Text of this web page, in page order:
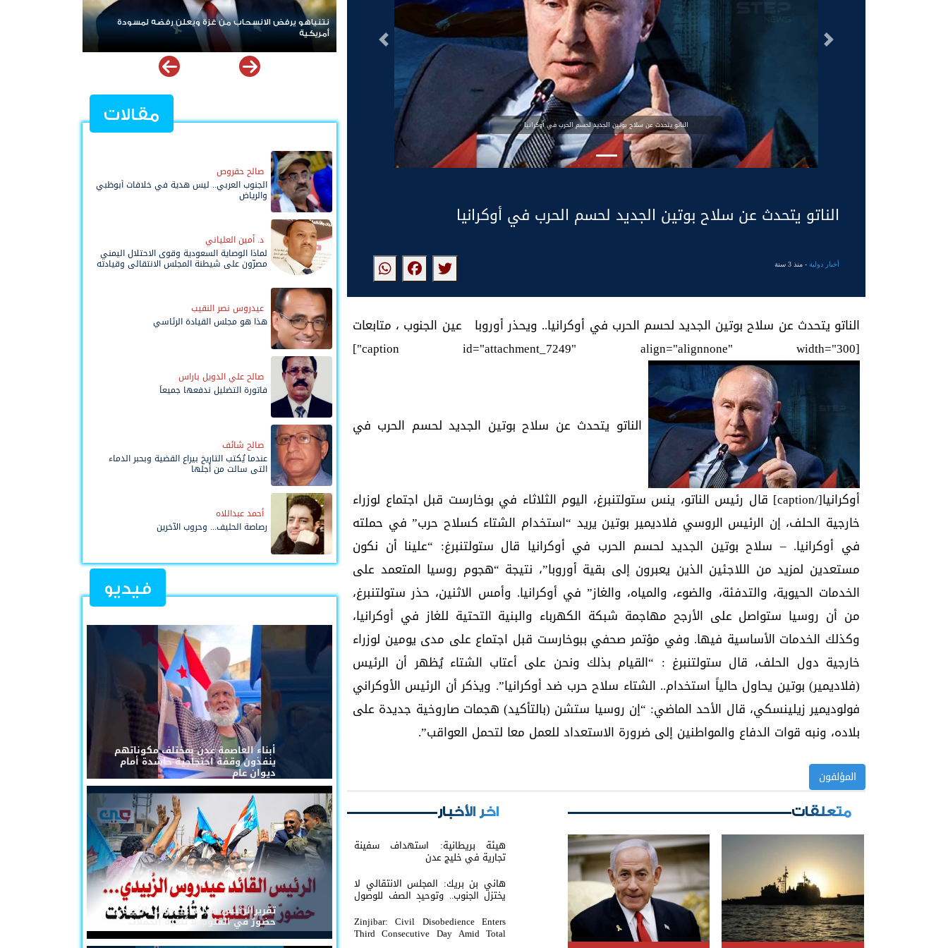
الناتو يتحدث عن سلاح بوتين الجديد لحسم الحرب في أوكرانيا
التالى السابق
الناتو يتحدث عن سلاح بوتين الجديد لحسم الحرب في أوكرانيا
أخبار دولية- منذ 3 سنة
الناتو يتحدث عن سلاح بوتين الجديد لحسم الحرب في أوكرانيا.. ويحذر أوروبا عين الجنوب ، متابعات
[caption id="attachment_7249" align="alignnone" width="300"]
الناتو يتحدث عن سلاح بوتين الجديد لحسم الحرب في
أوكرانيا[/caption] قال رئيس الناتو، ينس ستولتنبرغ، اليوم الثلاثاء في بوخارست قبل اجتماع لوزراء
خارجية الحلف، إن الرئيس الروسي فلاديمير بوتين يريد “استخدام الشتاء كسلاح حرب” في حملته
في أوكرانيا. – سلاح بوتين الجديد لحسم الحرب في أوكرانيا قال ستولتنبرغ: “علينا أن نكون
مستعدين لمزيد من اللاجئين الذين يعبرون إلى بقية أوروبا”، نتيجة “هجوم روسيا المتعمد على
الخدمات الحيوية، والتدفئة، والضوء، والمياه، والغاز” في أوكرانيا. وأمس الاثنين، حذر ستولتنبرغ،
من أن روسيا ستواصل على الأرجح مهاجمة شبكة الكهرباء والبنية التحتية للغاز في أوكرانيا،
وكذلك الخدمات الأساسية فيها. وفي مؤتمر صحفي ببوخارست قبل اجتماع على مدى يومين لوزراء
خارجية دول الحلف، قال ستولتنبرغ : “القيام بذلك ونحن على أعتاب الشتاء يُظهر أن الرئيس
(فلاديمير) بوتين يحاول حالياً استخدام.. الشتاء سلاح حرب ضد أوكرانيا”. ويذكر أن الرئيس الأوكراني
فولوديمير زيلينسكي، قال الأحد الماضي: “إن روسيا ستشن (بالتأكيد) هجمات صاروخية جديدة على
بلاده، ونبه قوات الدفاع والمواطنين إلى ضرورة الاستعداد للعمل معا لتحمل العواقب”.
المؤلفون
متعلقات اخر الأخبار
هيئة بريطانية: استهداف سفينة
تجارية في خليج عدن
هاني بن بريك: المجلس الانتقالي لا
يختزل الجنوب.. وتوحيد الصف للوصول
لاستعادة الدولة أولوية تفرضها
الحكمة
Zinjibar: Civil Disobedience Enters
Third Consecutive Day Amid Total
نتنياهو يرفض الانسحاب من غزة ويعلن رفضه لمسودة
أمريكية
ردا على «خروقات» حزب الله.. إسرائيل
مقالات
صالح حقروص
الجنوب العربي.. ليس هدية في خلافات أبوظبي
والرياض
د. أمين العلياني
لماذا الوصاية السعودية وقوى الاحتلال اليمني
مصرّون على شيطنة المجلس الانتقالي وقيادته
عيدروس نصر النقيب
هذا هو مجلس القيادة الرئاسي
صالح علي الدويل باراس
فاتورة التضليل ندفعها جميعاً
صالح شائف
عندما يُكتب التاريخ بيراع القضية وبحبر الدماء
التي سالت من أجلها
أحمد عبداللاه
رصاصة الحليف... وحروب الآخرين
فيديو
أبناء العاصمة عدن بمختلف مكوناتهم
ينفذون وقفة احتجاجية حاشدة أمام
ديوان عام
تقريرالرئيس القائد عيدروس الزُبيدي...
حضورٌ في القلوب لا تُلغيه الحملات